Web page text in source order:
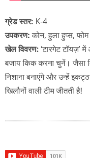
ग्रेड स्तर: K-4
उपकरण: कोन, हुला हुप्स,
खेल विवरण: ‘टारगेट टॉयज़’
बजाय किक करना चुनें। जैसा
निशाना बनाएंगे और उन्हें
खिलौनों वाली टीम जीतती है!